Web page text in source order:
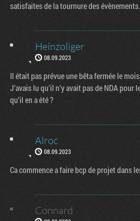
satisfaites de la tournure des évènements.
Heinzoliger
08.09.2023
Il était pas prévue une bêta fermée le
J’avais lu qu’il n’y avait pas de NDA pour
qu’il en a été ?
Alroc
08.09.2023
Ca commence a faire bcp de projet dans
Connard